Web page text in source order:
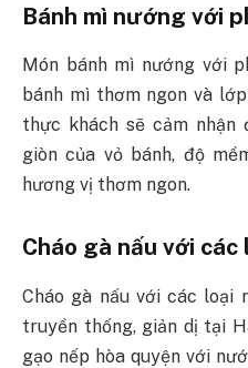
Bánh mì nướng với
Món bánh mì nướng với
bánh mì thơm ngon và
thực khách sẽ cảm nhận
giòn của vỏ bánh, độ
hương vị thơm ngon.
Cháo gà nấu với các
Cháo gà nấu với các loại
truyền thống, giản dị tại
gạo nếp hòa quyện với